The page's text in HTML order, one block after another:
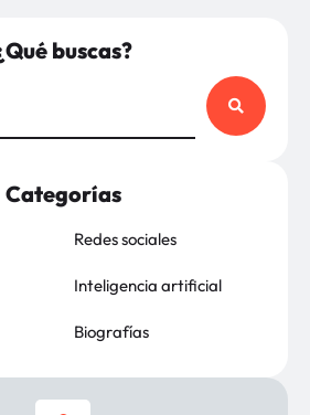
buscas?
Categorías
Redes sociales
Inteligencia artificial
Biografías